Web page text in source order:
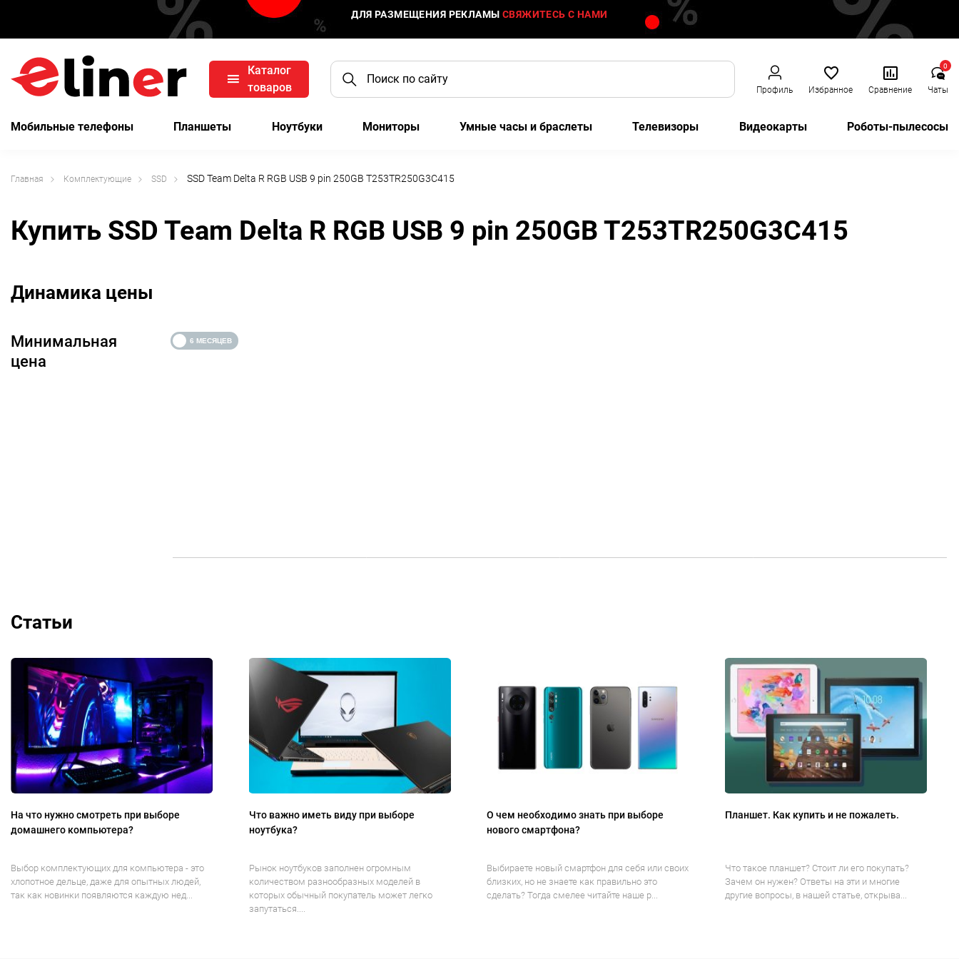
ДЛЯ РАЗМЕЩЕНИЯ РЕКЛАМЫ СВЯЖИТЕСЬ С НАМИ
Каталог
товаров
Профиль Избранное Сравнение Чаты
0
Мобильные телефоны Планшеты Ноутбуки Мониторы Умные часы и браслеты Телевизоры Видеокарты Роботы-пылесосы
Главная Комплектующие SSD SSD Team Delta R RGB USB 9 pin 250GB T253TR250G3C415
Купить SSD Team Delta R RGB USB 9 pin 250GB T253TR250G3C415
Динамика цены
Минимальная
цена
Статьи
На что нужно смотреть при выборе
домашнего компьютера?
Выбор комплектующих для компьютера - это
хлопотное дельце, даже для опытных людей,
так как новинки появляются каждую нед...
Что важно иметь виду при выборе
ноутбука?
Рынок ноутбуков заполнен огромным
количеством разнообразных моделей в
которых обычный покупатель может легко
запутаться....
О чем необходимо знать при выборе
нового смартфона?
Выбираете новый смартфон для себя или своих
близких, но не знаете как правильно это
сделать? Тогда смелее читайте наше р...
Планшет. Как купить и не пожалеть.
Что такое планшет? Стоит ли его покупать?
Зачем он нужен? Ответы на эти и многие
другие вопросы, в нашей статье, открыва...